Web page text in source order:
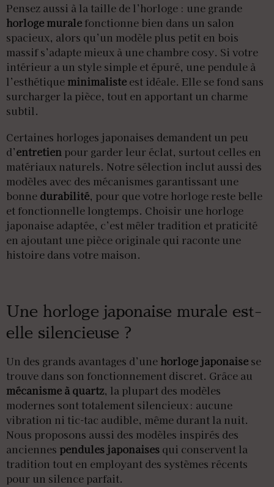
Pensez aussi à la taille de l’horloge : une grande
horloge murale fonctionne bien dans un salon
spacieux, alors qu’un modèle plus petit en bois
massif s’adapte mieux à une chambre cosy. Si votre
intérieur a un style simple et épuré, une pendule à
l’esthétique minimaliste est idéale. Elle se fond sans
surcharger la pièce, tout en apportant un charme
subtil.
Certaines horloges japonaises demandent un peu
d’entretien pour garder leur éclat, surtout celles en
matériaux naturels. Notre sélection inclut aussi des
modèles avec des mécanismes garantissant une
bonne durabilité, pour que votre horloge reste belle
et fonctionnelle longtemps. Choisir une horloge
japonaise adaptée, c’est mêler tradition et praticité
en ajoutant une pièce originale qui raconte une
histoire dans votre maison.
Une horloge japonaise murale est-
elle silencieuse ?
Un des grands avantages d’une horloge japonaise se
trouve dans son fonctionnement discret. Grâce au
mécanisme à quartz, la plupart des modèles
modernes sont totalement silencieux : aucune
vibration ni tic-tac audible, même durant la nuit.
Nous proposons aussi des modèles inspirés des
anciennes pendules japonaises qui conservent la
tradition tout en employant des systèmes récents
pour un silence parfait.